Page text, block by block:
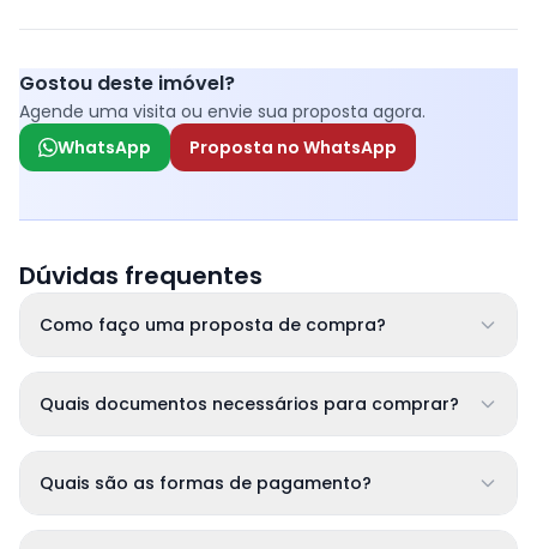
Gostou deste imóvel?
Agende uma visita ou envie sua proposta agora.
WhatsApp
Proposta no WhatsApp
Dúvidas frequentes
Como faço uma proposta de compra?
Quais documentos necessários para comprar?
Quais são as formas de pagamento?